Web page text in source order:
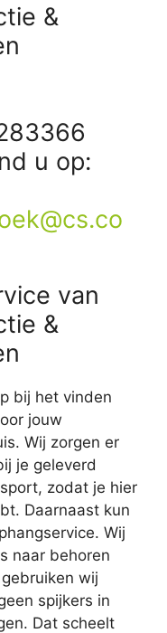
&
u op:
van
&
bij het vinden
jouw
Wij zorgen er
je geleverd
zodat je hier
Daarnaast kun
Wij
naar behoren
wij
spijkers in
Dat scheelt